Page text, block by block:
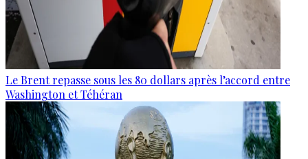
Le Brent repasse sous les 80 dollars après l’accord entre
Washington et Téhéran